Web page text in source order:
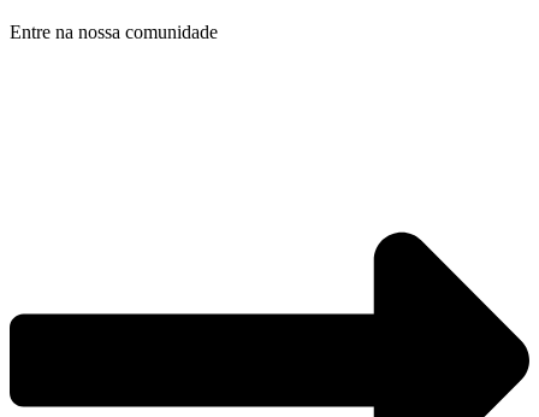
Entre na nossa comunidade